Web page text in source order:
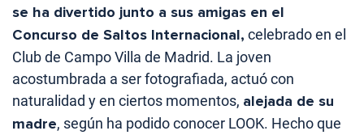
se ha divertido junto a sus amigas en el
Concurso de Saltos Internacional, celebrado en el
Club de Campo Villa de Madrid. La joven
acostumbrada a ser fotografiada, actuó con
naturalidad y en ciertos momentos, alejada de su
madre, según ha podido conocer LOOK. Hecho que